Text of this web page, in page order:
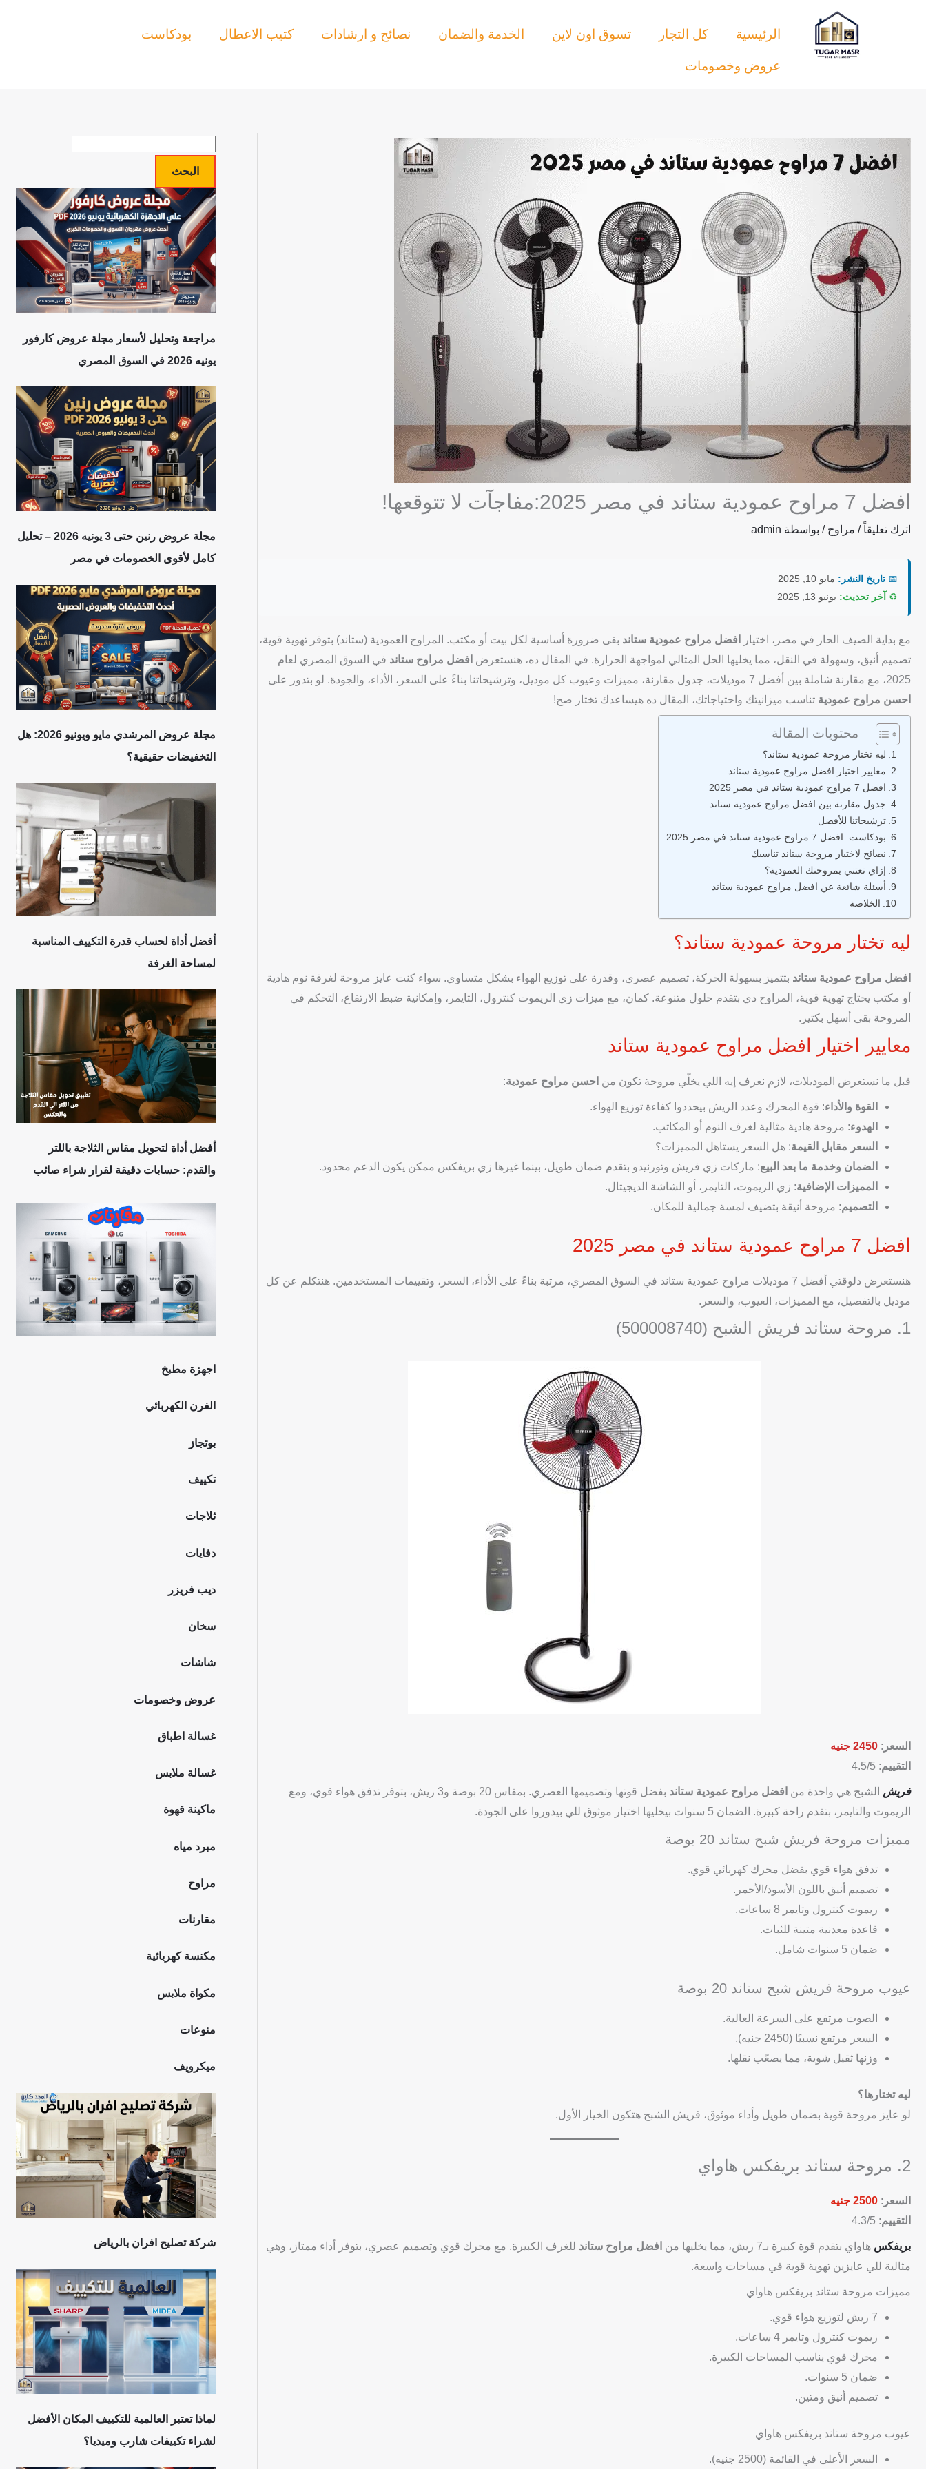
الرئيسية كل التجار تسوق اون لاين الخدمة والضمان نصائح و ارشادات كتيب الاعطال بودكاست
عروض وخصومات
افضل 7 مراوح عمودية ستاند في مصر 2025:مفاجآت لا تتوقعها!
اترك تعليقاً / مراوح / بواسطة admin
📅 تاريخ النشر: مايو 10, 2025
♻️ آخر تحديث: يونيو 13, 2025
مع بداية الصيف الحار في مصر، اختيار افضل مراوح عمودية ستاند بقى ضرورة أساسية لكل بيت أو مكتب. المراوح العمودية (ستاند) بتوفر تهوية قوية،
تصميم أنيق، وسهولة في النقل، مما يخليها الحل المثالي لمواجهة الحرارة. في المقال ده، هنستعرض افضل مراوح ستاند في السوق المصري لعام
2025، مع مقارنة شاملة بين أفضل 7 موديلات، جدول مقارنة، مميزات وعيوب كل موديل، وترشيحاتنا بناءً على السعر، الأداء، والجودة. لو بتدور على
احسن مراوح عمودية تناسب ميزانيتك واحتياجاتك، المقال ده هيساعدك تختار صح!
محتويات المقالة
ليه تختار مروحة عمودية ستاند؟
معايير اختيار افضل مراوح عمودية ستاند
افضل 7 مراوح عمودية ستاند في مصر 2025
جدول مقارنة بين افضل مراوح عمودية ستاند
ترشيحاتنا للأفضل
بودكاست :افضل 7 مراوح عمودية ستاند في مصر 2025
نصائح لاختيار مروحة ستاند تناسبك
إزاي تعتني بمروحتك العمودية؟
أسئلة شائعة عن افضل مراوح عمودية ستاند
الخلاصة
ليه تختار مروحة عمودية ستاند؟
افضل مراوح عمودية ستاند بتتميز بسهولة الحركة، تصميم عصري، وقدرة على توزيع الهواء بشكل متساوي. سواء كنت عايز مروحة لغرفة نوم هادية
أو مكتب يحتاج تهوية قوية، المراوح دي بتقدم حلول متنوعة. كمان، مع ميزات زي الريموت كنترول، التايمر، وإمكانية ضبط الارتفاع، التحكم في
المروحة بقى أسهل بكتير.
معايير اختيار افضل مراوح عمودية ستاند
قبل ما نستعرض الموديلات، لازم نعرف إيه اللي يخلّي مروحة تكون من احسن مراوح عمودية:
القوة والأداء: قوة المحرك وعدد الريش بيحددوا كفاءة توزيع الهواء.
الهدوء: مروحة هادية مثالية لغرف النوم أو المكاتب.
السعر مقابل القيمة: هل السعر يستاهل المميزات؟
الضمان وخدمة ما بعد البيع: ماركات زي فريش وتورنيدو بتقدم ضمان طويل، بينما غيرها زي بريفكس ممكن يكون الدعم محدود.
المميزات الإضافية: زي الريموت، التايمر، أو الشاشة الديجيتال.
التصميم: مروحة أنيقة بتضيف لمسة جمالية للمكان.
افضل 7 مراوح عمودية ستاند في مصر 2025
هنستعرض دلوقتي أفضل 7 موديلات مراوح عمودية ستاند في السوق المصري، مرتبة بناءً على الأداء، السعر، وتقييمات المستخدمين. هنتكلم عن كل
موديل بالتفصيل، مع المميزات، العيوب، والسعر.
1. مروحة ستاند فريش الشبح (500008740)
السعر :
التقييم: 4.5/5
فريش الشبح هي واحدة من افضل مراوح عمودية ستاند
بفضل قوتها وتصميمها العصري. بمقاس 20 بوصة و3 ريش، بتوفر تدفق هواء قوي، ومع
الريموت والتايمر، بتقدم راحة كبيرة. الضمان 5 سنوات بيخليها اختيار موثوق للي بيدوروا على الجودة.
مميزات مروحة فريش شبح ستاند 20 بوصة
تدفق هواء قوي بفضل محرك كهربائي قوي.
تصميم أنيق باللون الأسود/الأحمر.
ريموت كنترول وتايمر 8 ساعات.
قاعدة معدنية متينة للثبات.
ضمان 5 سنوات شامل.
عيوب مروحة فريش شبح ستاند 20 بوصة
الصوت مرتفع على السرعة العالية.
السعر مرتفع نسبيًا (2450 جنيه).
وزنها ثقيل شوية، مما يصعّب نقلها.
ليه تختارها؟
لو عايز مروحة قوية بضمان طويل وأداء موثوق، فريش الشبح هتكون الخيار الأول.
2. مروحة ستاند بريفكس هاواي
السعر : 2500 جنيه
التقييم: 4.3/5
بريفكس هاواي بتقدم قوة كبيرة بـ7 ريش، مما يخليها من افضل مراوح ستاند للغرف الكبيرة. مع محرك قوي وتصميم عصري، بتوفر أداء ممتاز، وهي
مثالية للي عايزين تهوية قوية في مساحات واسعة.
مميزات مروحة ستاند بريفكس هاواي
7 ريش لتوزيع هواء قوي.
ريموت كنترول وتايمر 4 ساعات.
محرك قوي يناسب المساحات الكبيرة.
ضمان 5 سنوات.
تصميم أنيق ومتين.
عيوب مروحة ستاند بريفكس هاواي
السعر الأعلى في القائمة (2500 جنيه).
ب
ح
ث
البحث
مراجعة وتحليل لأسعار مجلة عروض كارفور
يونيه 2026 في السوق المصري
مجلة عروض رنين حتى 3 يونيه 2026 – تحليل
كامل لأقوى الخصومات في مصر
مجلة عروض المرشدي مايو ويونيو 2026: هل
التخفيضات حقيقية؟
أفضل أداة لحساب قدرة التكييف المناسبة
لمساحة الغرفة
أفضل أداة لتحويل مقاس الثلاجة باللتر
والقدم: حسابات دقيقة لقرار شراء صائب
اجهزة مطبخ
الفرن الكهربائي
بوتجاز
تكييف
ثلاجات
دفايات
ديب فريزر
سخان
شاشات
عروض وخصومات
غسالة اطباق
غسالة ملابس
ماكينة قهوة
مبرد مياه
مراوح
مقارنات
مكنسة كهربائية
مكواة ملابس
منوعات
ميكرويف
شركة تصليح افران بالرياض
لماذا تعتبر العالمية للتكييف المكان الأفضل
لشراء تكييفات شارب وميديا؟